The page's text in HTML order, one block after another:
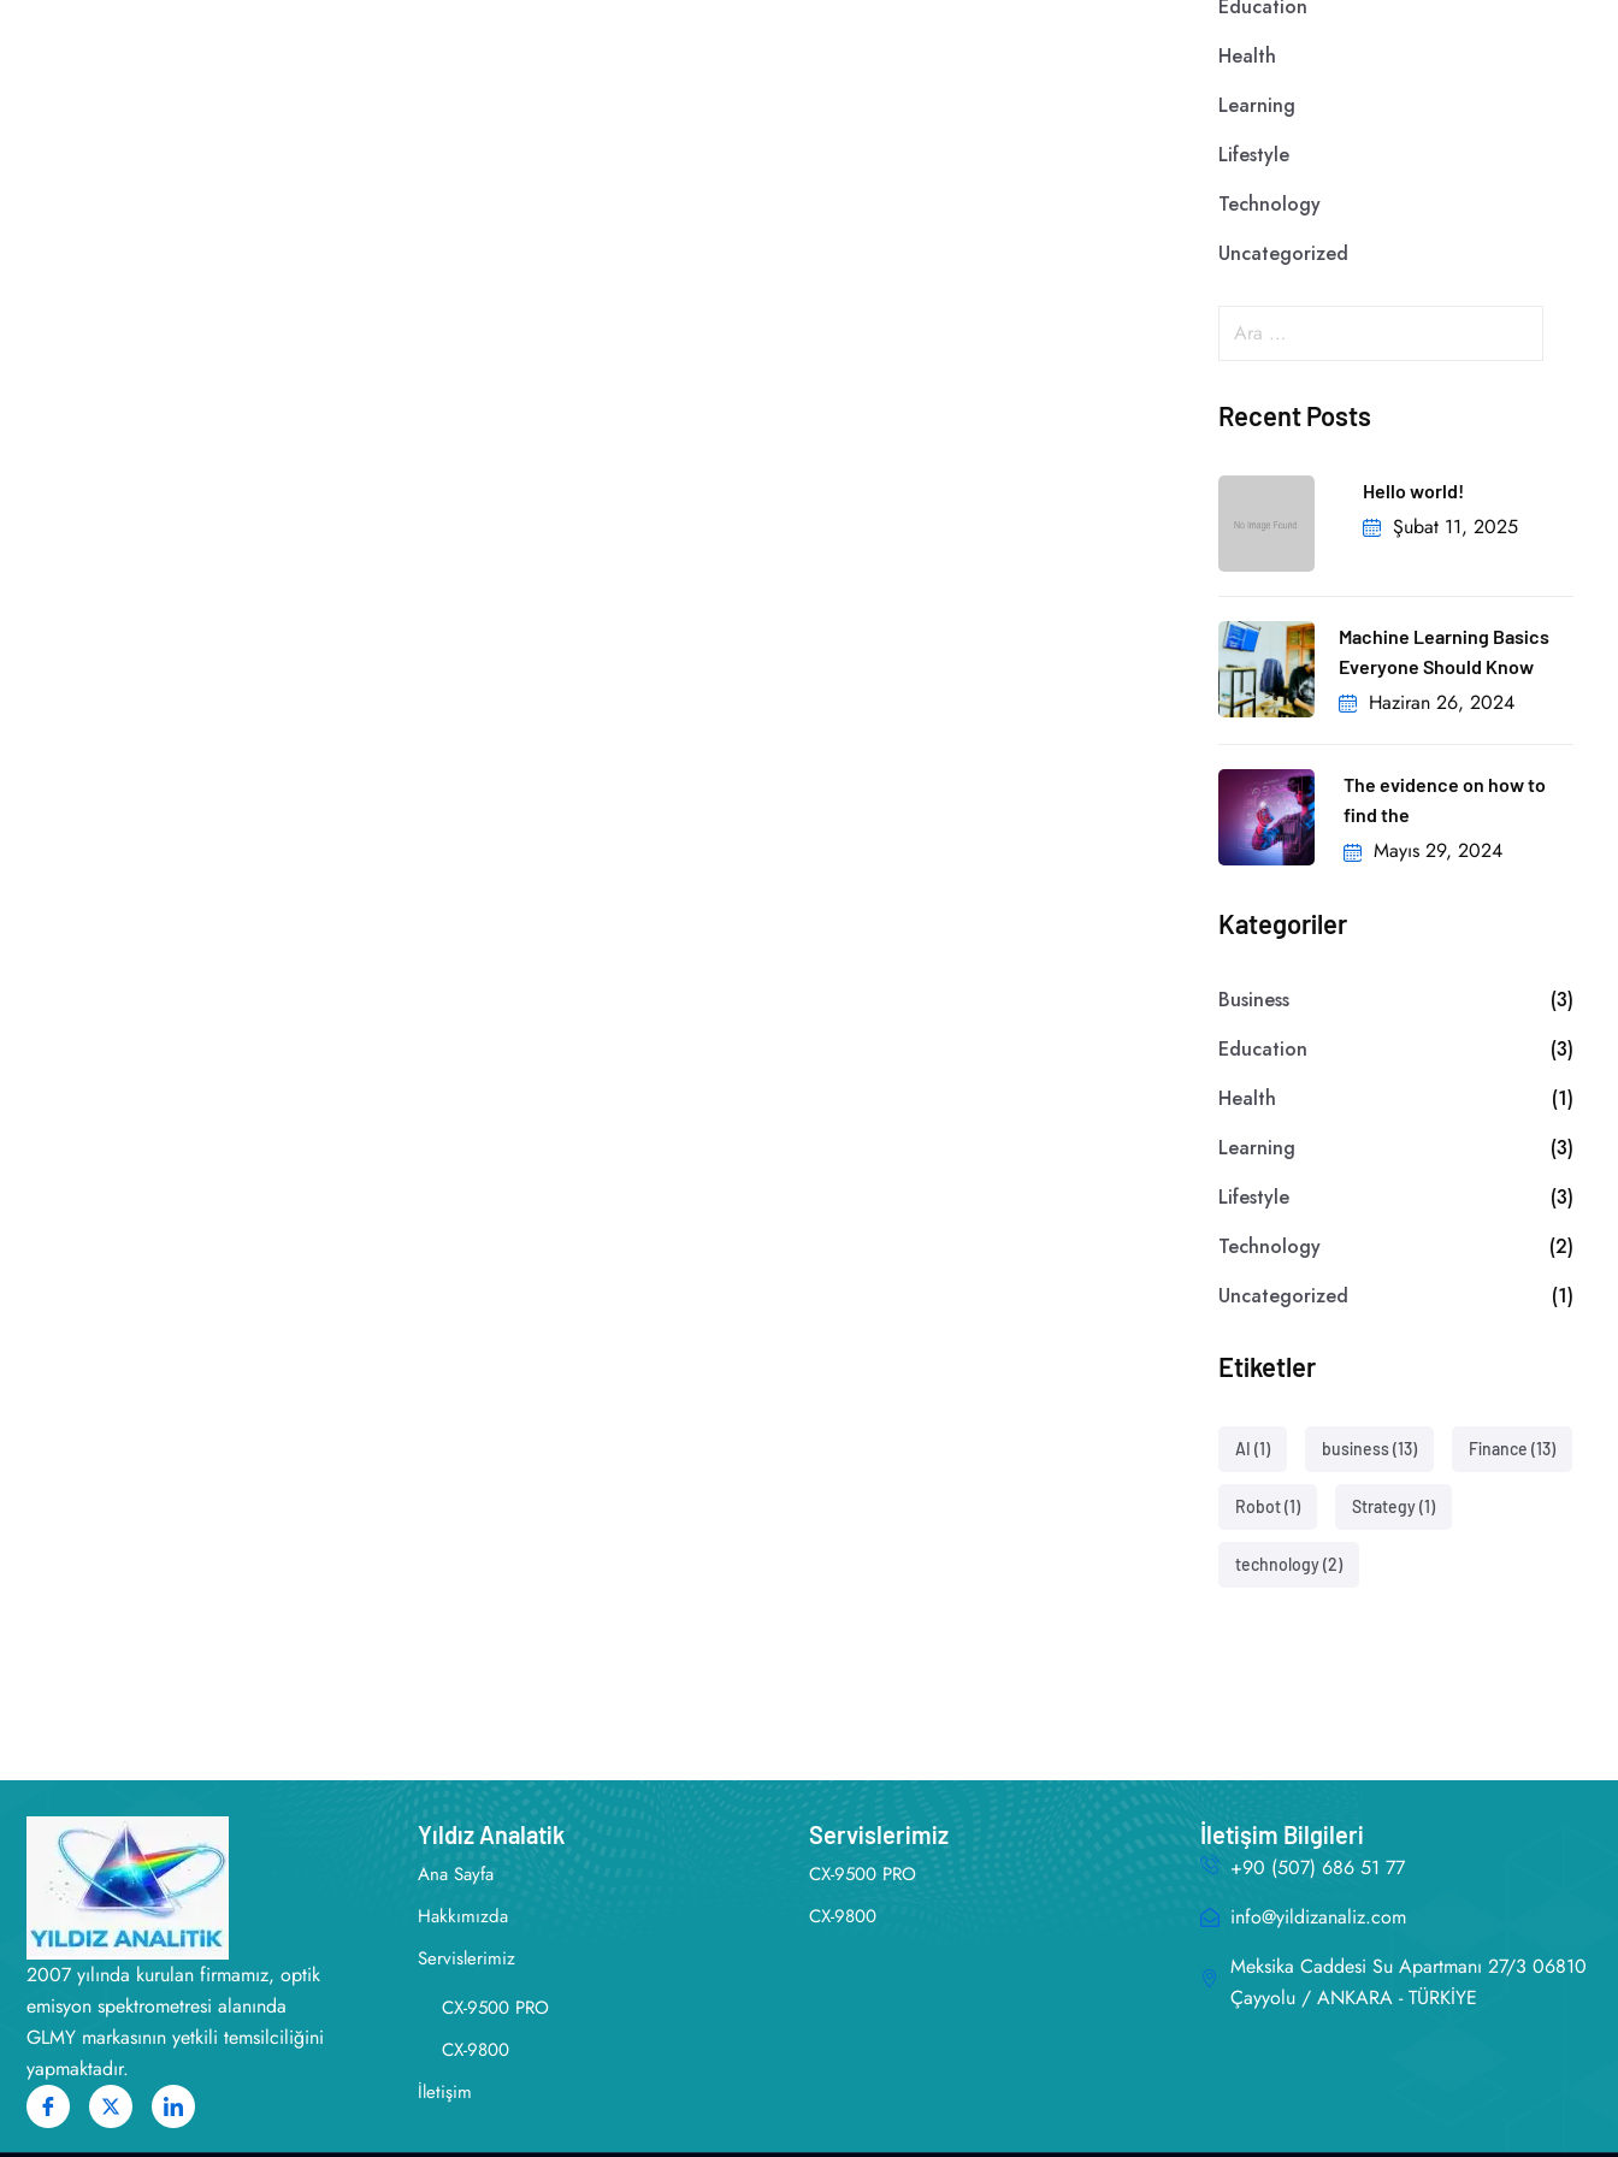
Education
Health
Learning
Lifestyle
Technology
Uncategorized
Recent Posts
Hello world!
Şubat 11, 2025
Machine Learning Basics
Everyone Should Know
Haziran 26, 2024
The evidence on how to
find the
Mayıs 29, 2024
Kategoriler
Business
(3)
Education
(3)
Health
(1)
Learning
(3)
Lifestyle
(3)
Technology
(2)
Uncategorized
(1)
Etiketler
AI (1) business(13) Finance (13)
Robot(1) Strategy(1)
technology(2)
2007 yılında kurulan firmamız, optik
emisyon spektrometresi alanında
GLMY markasının yetkili temsilciliğini
yapmaktadır.
Yıldız Analatik
Ana Sayfa
Hakkımızda
Servislerimiz
CX-9500 PRO
CX-9800
İletişim
Servislerimiz
CX-9500 PRO
CX-9800
İletişim Bilgileri
+90 (507) 686 51 77
info@yildizanaliz.com
Meksika Caddesi Su Apartmanı 27/3 06810
Çayyolu / ANKARA - TÜRKİYE